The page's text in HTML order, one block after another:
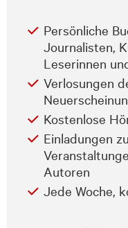
Persönliche
Journalisten,
Leserinnen
Verlosungen
Kostenlose
Einladungen
Autoren
Jede Woche,